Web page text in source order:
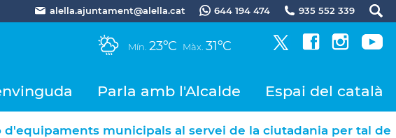
alella.ajuntament@alella.cat 644 194 474 935 552 339
Mín. 23ºC Màx. 31ºC
Parla amb l'Alcalde Espai del català
municipals al servei de la ciutadania per tal de